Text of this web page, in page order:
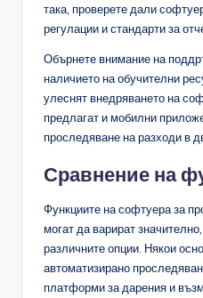
така, проверете дали
регулации и стандарти за
Обърнете внимание на
наличието на обучителни
улеснят внедряването на
предлагат и мобилни
проследяване на разходи в
Сравнение на
Функциите на софтуера за
могат да варират
различните опции. Някои
автоматизирано
платформи за дарения и